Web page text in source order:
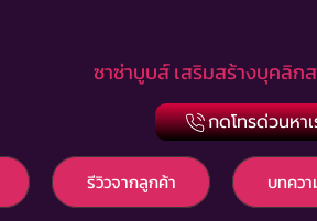
ซาซ่าบูบส์ เสริมสร้างบุคลิก
กดโทรด่วนหาเ
รีวิวจากลูกค้า บทควา